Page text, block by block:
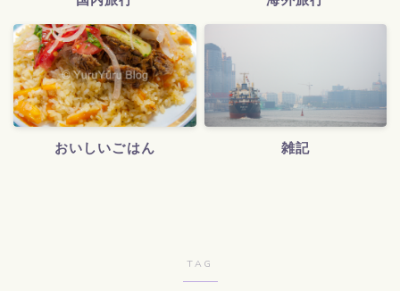
お問い合わせ
サイトマップ
おいしいごはん 雑記
TAG